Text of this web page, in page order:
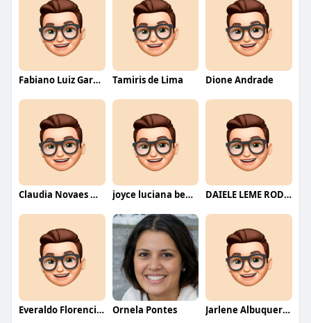
Fabiano Luiz Garcia Tamiris de Lima Dione Andrade
Claudia Novaes Novaes joyce luciana bentini jesus DAIELE LEME RODRIGUES
Everaldo Florencio De Melo Ornela Pontes Jarlene Albuquerque